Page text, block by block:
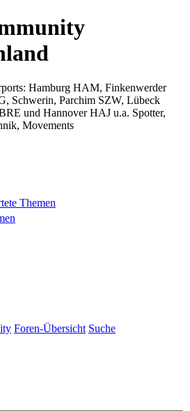
Hamburg HAM, Finkenwerder
Schwerin, Parchim SZW, Lübeck
und Hannover HAJ u.a. Spotter,
Movements
Themen
Foren-Übersicht Suche